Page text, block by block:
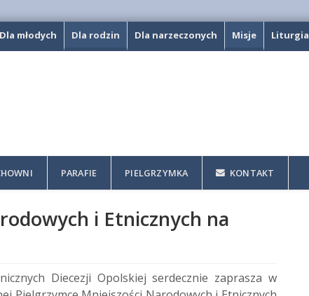
Dla młodych Dla rodzin Dla narzeczonych Misje Liturgia
PARAFIE PIELGRZYMKA KONTAKT
i Etnicznych na
Diecezji Opolskiej serdecznie zaprasza w